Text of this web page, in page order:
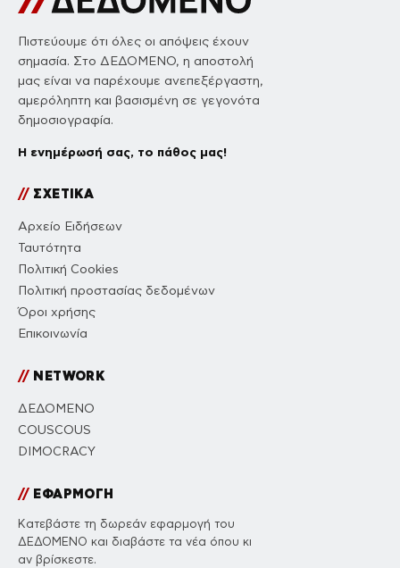
Πιστεύουμε ότι όλες οι απόψεις έχουν
σημασία. Στο ΔΕΔΟΜΕΝΟ, η αποστολή
μας είναι να παρέχουμε ανεπεξέργαστη,
αμερόληπτη και βασισμένη σε γεγονότα
δημοσιογραφία.
Η ενημέρωσή σας, το πάθος μας!
//ΣΧΕΤΙΚΑ
Αρχείο Ειδήσεων
Ταυτότητα
Πολιτική Cookies
Πολιτική προστασίας δεδομένων
Όροι χρήσης
Επικοινωνία
//NETWORK
ΔΕΔΟΜΕΝΟ
COUSCOUS
DIMOCRACY
//ΕΦΑΡΜΟΓΗ
Κατεβάστε τη δωρεάν εφαρμογή του
ΔΕΔΟΜΕΝΟ και διαβάστε τα νέα όπου κι
αν βρίσκεστε.